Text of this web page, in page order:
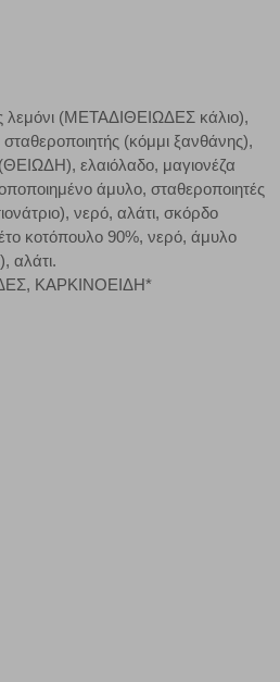
λεμόνι (ΜΕΤΑΔΙΘΕΙΩΔΕΣ κάλιο),
(κόμμι ξανθάνης),
ελαιόλαδο, μαγιονέζα
άμυλο, σταθεροποιητές
νερό, αλάτι, σκόρδο
κοτόπουλο 90%, νερό, άμυλο
αλάτι.
ΚΑΡΚΙΝΟΕΙΔΗ*
του. Μας βοηθούν
συλλέγονται από αυτά
τοποθεσία μας.
Πάντα Ενεργό
σας ώστε να